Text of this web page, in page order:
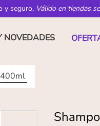
y seguro. Válido en tiendas
NOVEDADES
400ml